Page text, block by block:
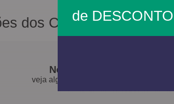
de DESCONTO
dos Clientes
Nossos clientes falam por
veja algumas avaliações de produtos